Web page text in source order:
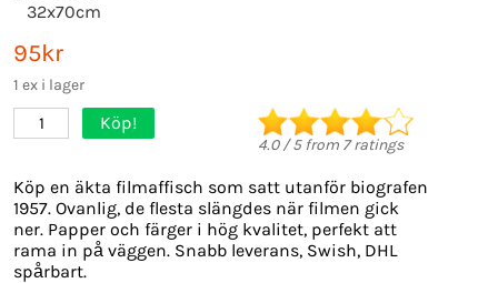
32x70cm
95kr
1 ex i lager
1 Köp!
4.0/5from 7ratings
Köp en äkta filmaffisch som satt utanför biografen
1957. Ovanlig, de flesta slängdes när filmen gick
ner. Papper och färger i hög kvalitet, perfekt att
rama in på väggen. Snabb leverans, Swish, DHL
spårbart.